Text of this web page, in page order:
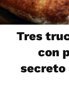
Tres
con
secreto